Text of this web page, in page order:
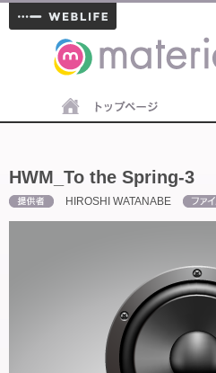
materials
HWM_To the Spring-3
HIROSHI WATANABE